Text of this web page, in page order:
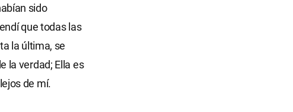
sido
que todas las
la última, se
la verdad; Ella es
de mí.